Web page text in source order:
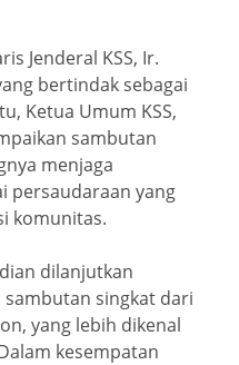
Jenderal KSS, Ir.
bertindak sebagai
Ketua Umum KSS,
sambutan
menjaga
persaudaraan yang
komunitas.
dilanjutkan
singkat dari
yang lebih dikenal
kesempatan